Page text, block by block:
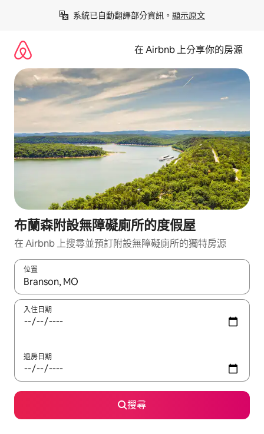
系統已自動翻譯部分資訊。 顯示原文
在 Airbnb 上分享你的房源
布蘭森附設無障礙廁所的度假屋
在 Airbnb 上搜尋並預訂附設無障礙廁所的獨特房源
位置
如有搜尋結果，瀏覽內容時請使用上下箭頭，或輕點、滑動裝置。
入住日期
退房日期
搜尋